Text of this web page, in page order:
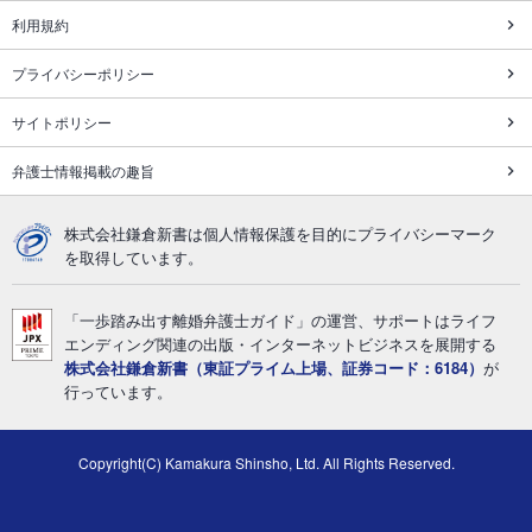
利用規約
プライバシーポリシー
サイトポリシー
弁護士情報掲載の趣旨
株式会社鎌倉新書は個人情報保護を目的にプライバシーマーク
を取得しています。
「一歩踏み出す離婚弁護士ガイド」の運営、サポートはライフ
エンディング関連の出版・インターネットビジネスを展開する
株式会社鎌倉新書（東証プライム上場、証券コード：6184） が
行っています。
Copyright(C) Kamakura Shinsho, Ltd. All Rights Reserved.